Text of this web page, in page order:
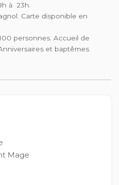
à 23h.
Carte disponible en
personnes. Accueil de
et baptêmes.
Mage